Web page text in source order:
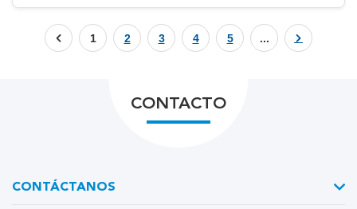
1 2 3 4 5 ...
CONTACTO
CONTÁCTANOS